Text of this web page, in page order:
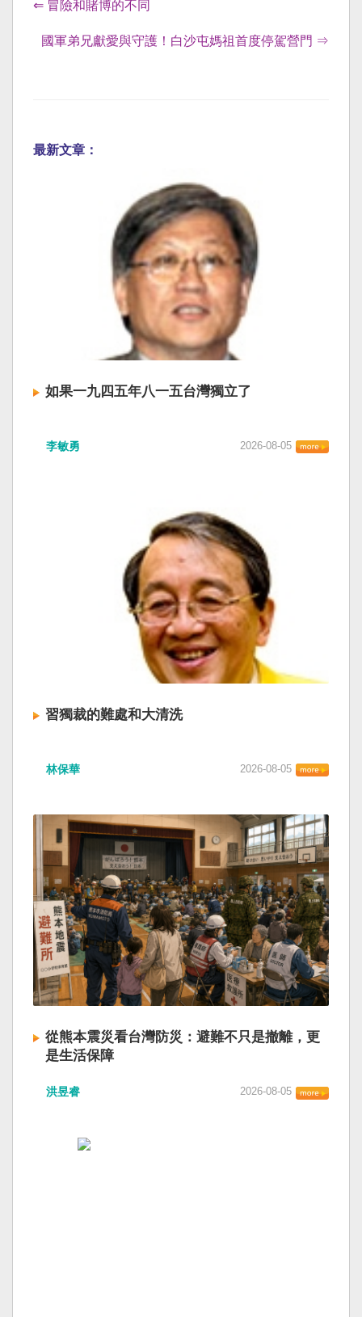
⇐ 冒險和賭博的不同
國軍弟兄獻愛與守護！白沙屯媽祖首度停駕營門 ⇒
最新文章：
如果一九四五年八一五台灣獨立了
李敏勇 2026-08-05
習獨裁的難處和大清洗
林保華 2026-08-05
從熊本震災看台灣防災：避難不只是撤離，更
是生活保障
洪昱睿 2026-08-05